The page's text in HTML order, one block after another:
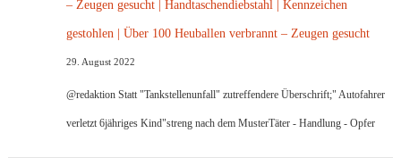
– Zeugen gesucht | Handtaschendiebstahl | Kennzeichen
gestohlen | Über 100 Heuballen verbrannt – Zeugen gesucht
29. August 2022
@redaktion Statt "Tankstellenunfall" zutreffendere Überschrift;" Autofahrer
verletzt 6jähriges Kind"streng nach dem MusterTäter - Handlung - Opfer